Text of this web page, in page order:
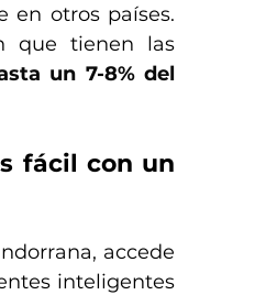
en otros países.
que tienen las
un 7-8% del
fácil con un
accede
inteligentes